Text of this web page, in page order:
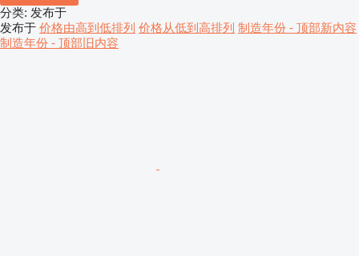
分类: 发布于
发布于 价格由高到低排列 价格从低到高排列 制造年份 - 顶部新内容
制造年份 - 顶部旧内容